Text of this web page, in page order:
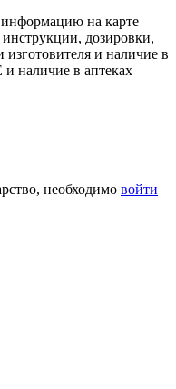
на карте
дозировки,
и наличие в
наличие в аптеках
необходимо войти